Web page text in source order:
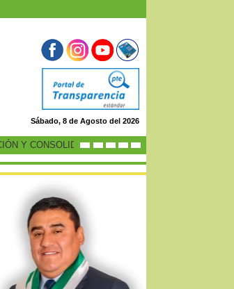
Sábado, 8 de Agosto del 2026
CONSOLIDACIÓN DE LA ECONOMÍA PERUANA”